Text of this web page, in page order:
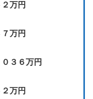
万円
万円
６万円
万円